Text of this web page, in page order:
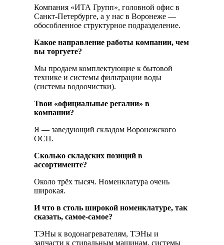
Компания «ИТА Групп», головной офис в
Санкт-Петербурге, а у нас в Воронеже —
обособленное структурное подразделение.
Какое направление работы компании, чем
вы торгуете?
Мы продаем комплектующие к бытовой
технике и системы фильтрации воды
(системы водоочистки).
Твои «официальные регалии» в
компании?
Я — заведующий складом Воронежского
ОСП.
Сколько складских позиций в
ассортименте?
Около трёх тысяч. Номенклатура очень
широкая.
И что в столь широкой номенклатуре, так
сказать, самое-самое?
ТЭНы к водонагревателям, ТЭНы и
запчасти к стиральным машинам, системы